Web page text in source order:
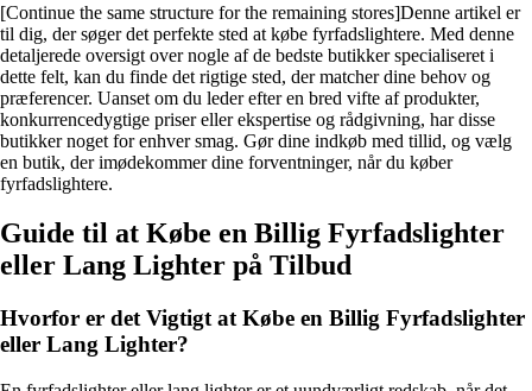
[Continue the same structure for the remaining stores]Denne artikel er
til dig, der søger det perfekte sted at købe fyrfadslightere. Med denne
detaljerede oversigt over nogle af de bedste butikker specialiseret i
dette felt, kan du finde det rigtige sted, der matcher dine behov og
præferencer. Uanset om du leder efter en bred vifte af produkter,
konkurrencedygtige priser eller ekspertise og rådgivning, har disse
butikker noget for enhver smag. Gør dine indkøb med tillid, og vælg
en butik, der imødekommer dine forventninger, når du køber
fyrfadslightere.
Guide til at Købe en Billig Fyrfadslighter
eller Lang Lighter på Tilbud
Hvorfor er det Vigtigt at Købe en Billig Fyrfadslighter
eller Lang Lighter?